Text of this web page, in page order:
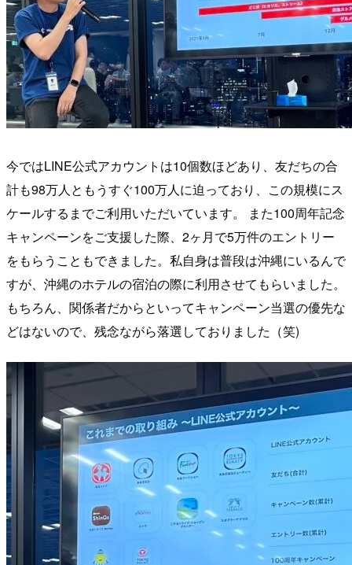
今ではLINE公式アカウントは10個数ほどあり、友だちの合
計も98万人ともうすぐ100万人に迫っており、この規模にス
ケールするまでご利用いただいています。 また100周年記念
キャンペーンをご支援した際、2ヶ月で5万件のエントリー
をもらうこともできました。私自身は普段は沖縄にいるんで
すが、沖縄のホテルの宿泊の際に利用させてもらいました。
もちろん、関係者だからといってキャンペーン当選の優先な
どはないので、残念ながら落選しておりました（笑)